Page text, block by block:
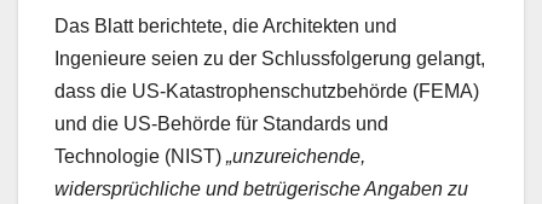
Das Blatt berichtete, die Architekten und
Ingenieure seien zu der Schlussfolgerung gelangt,
dass die US-Katastrophenschutzbehörde (FEMA)
und die US-Behörde für Standards und
Technologie (NIST) „unzureichende,
widersprüchliche und betrügerische Angaben zu